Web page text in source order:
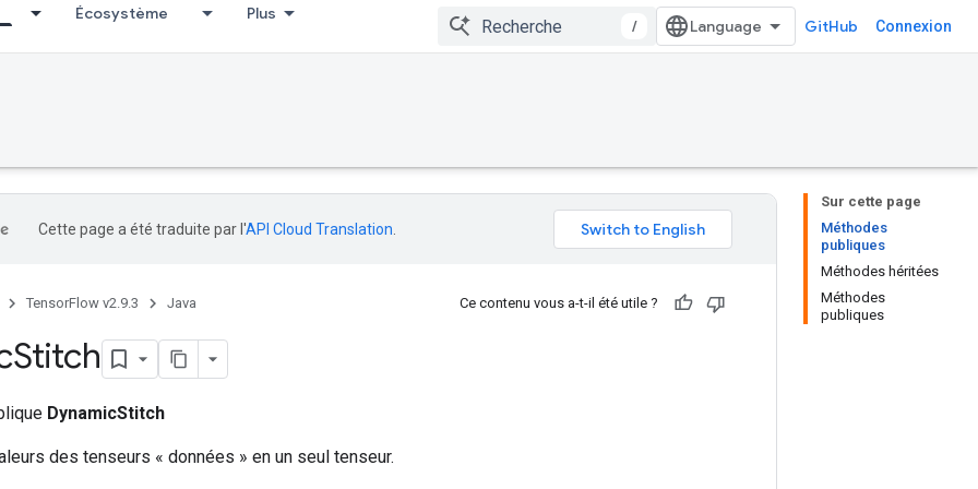
Écosystème Plus
/ GitHub Connexion
Sur cette page
Méthodes
publiques
Méthodes héritées
Méthodes
publiques
Cette page a été traduite par l'API Cloud Translation
TensorFlow v2.9.3 Java Ce contenu vous a-t-il été utile ?
Stitch
DynamicStitch
des tenseurs « données » en un seul tenseur.